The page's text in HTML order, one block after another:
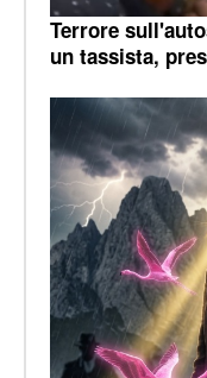
Terrore
un tassista,